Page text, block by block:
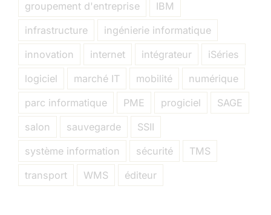
groupement d'entreprise
IBM
infrastructure
ingénierie informatique
innovation
internet intégrateur
iSéries
logiciel
marché IT mobilité
numérique
parc informatique
PME progiciel
SAGE
salon
sauvegarde
SSII
système information
sécurité
TMS
transport
WMS éditeur